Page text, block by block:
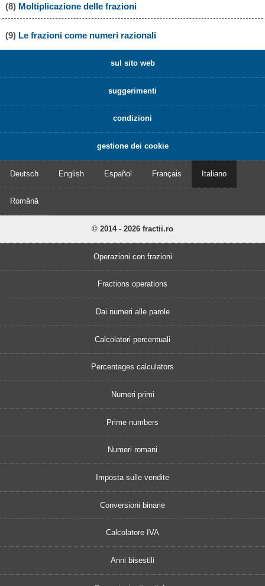
(8) Moltiplicazione delle frazioni
(9) Le frazioni come numeri razionali
sul sito web
suggerimenti
condizioni
gestione dei cookie
Deutsch English Español Français Italiano
Română
© 2014 - 2026 fractii.ro
Operazioni con frazioni
Fractions operations
Dai numeri alle parole
Calcolatori percentuali
Percentages calculators
Numeri primi
Prime numbers
Numeri romani
Imposta sulle vendite
Conversioni binarie
Calcolatore IVA
Anni bisestili